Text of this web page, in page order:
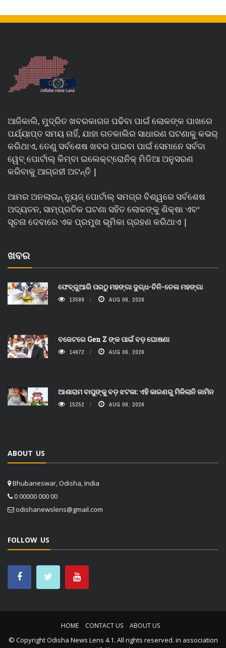
ଆଜିକାଲି, ମୁଦ୍ରିତ ଖବରକାଗଜ ପଢିବା ପାଇଁ ଲୋକଙ୍କ ପାଖରେ
ପର୍ଯ୍ୟାପ୍ତ ସମୟ ନାହିଁ, ଯାହା ଗତକାଲିର ସାଧାରଣ ଘଟଣାକୁ କଭର୍
କରିଥାଏ, ତେଣୁ ସର୍ବଶେଷ ଖବର ପାଇବା ପାଇଁ ସେମାନେ ସର୍ବଦା
ୱେବ୍ ପୋର୍ଟାଲ୍ କିମ୍ବା ଇଲେକ୍ଟ୍ରୋନିକ୍ ମିଡିଆ ଅନୁସରଣ
କରିବାକୁ ଆଗ୍ରହୀ ଅଟନ୍ତି |
ଆମର ଅନଲାଇନ୍ ନ୍ୟୁଜ୍ ପୋର୍ଟାଲ୍ ସମଗ୍ର ବିଶ୍ୱରେ ସର୍ବଶେଷ
ଅଦ୍ୟତନ, ସାମ୍ପ୍ରତିକ ଘଟଣା ସହିତ ଲୋକଙ୍କୁ ଶିକ୍ଷା ଏବଂ
ସୂଚନା ଦେବାରେ ଏକ ପ୍ରମୁଖ ଭୂମିକା ଗ୍ରହଣ କରିଥାଏ |
ଖବର
ଫେବ୍ରୁଆରି ପରଠୁ ମହଙ୍ଗା ଦୁଗ୍ଧ-ଚିନି-ତେଲ ମହଙ୍ଗା
13589 AUG 06, 2026
ବଜେଟରେ Gen Z ଙ୍କ ପାଇଁ ବଡ଼ ଘୋଷଣା
14972 AUG 06, 2026
ଆଶାରାମ ବାପୁଙ୍କୁ ବଡ଼ ଝଟକା: ଏହି କାରଣରୁ ମିଳିଲାନି ଜାମିନ
15252 AUG 06, 2026
ABOUT US
Bhubaneswar, Odisha, India
0 00000 000 00
odishanewslens@gmail.com
FOLLOW US
HOME CONTACT US ABOUT US
© CopyrightOdisha News Lens 4.1. All rights reserved. in association